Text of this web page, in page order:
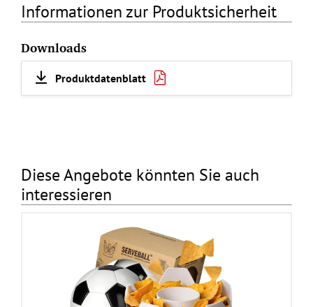
Informationen zur Produktsicherheit
Downloads
Produktdatenblatt
Diese Angebote könnten Sie auch
interessieren